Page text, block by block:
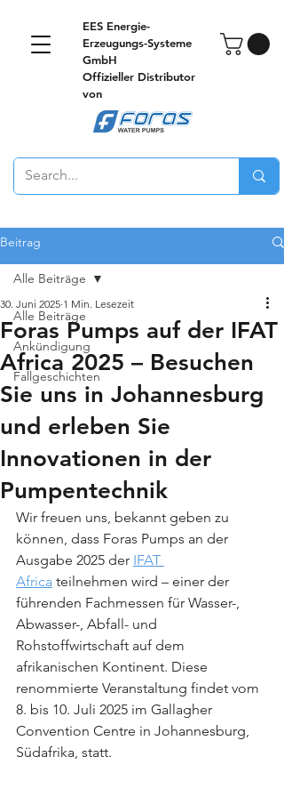
EES Energie-
Erzeugungs-Systeme
GmbH
Offizieller Distributor
von
Beitrag
Alle Beiträge
Ankündigung
Fallgeschichten
Alle Beiträge
Foras Pumps auf der IFAT
Africa 2025 – Besuchen
Sie uns in Johannesburg
und erleben Sie
Innovationen in der
Pumpentechnik
30. Juni 2025 1 Min. Lesezeit
Wir freuen uns, bekannt geben zu
können, dass Foras Pumps an der
Ausgabe 2025 der IFAT
Africa teilnehmen wird – einer der
führenden Fachmessen für Wasser-,
Abwasser-, Abfall- und
Rohstoffwirtschaft auf dem
afrikanischen Kontinent. Diese
renommierte Veranstaltung findet vom
8. bis 10. Juli 2025 im Gallagher
Convention Centre in Johannesburg,
Südafrika, statt.